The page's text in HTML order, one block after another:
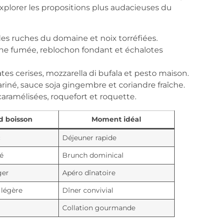
les propositions plus audacieuses du
ruches du domaine et noix torréfiées.
fumée, reblochon fondant et échalotes
cerises, mozzarella di bufala et pesto maison.
sauce soja gingembre et coriandre fraîche.
roquefort et roquette.
boisson Moment idéal
Déjeuner rapide
Brunch dominical
Apéro dînatoire
Dîner convivial
Collation gourmande